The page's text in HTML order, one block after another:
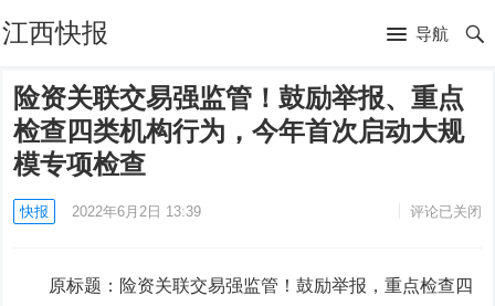
江西快报 导航
险资关联交易强监管！鼓励举报、重点
检查四类机构行为，今年首次启动大规
模专项检查
快报 2022年6月2日 13:39 评论已关闭
原标题：险资关联交易强监管！鼓励举报，重点检查四